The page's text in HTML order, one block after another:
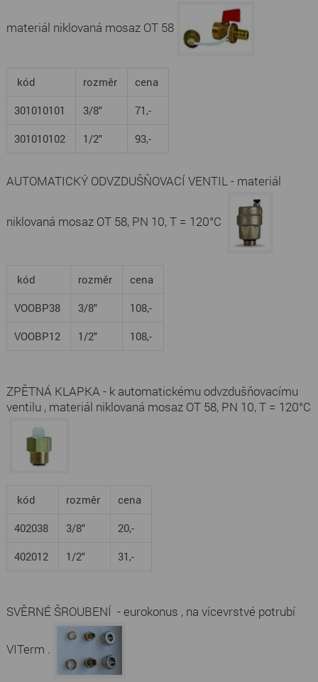
materiál niklovaná mosaz OT 58
kód rozměr
cena
301010101
3/8"
71,-
301010102
1/2" 93,-
AUTOMATICKÝ ODVZDUŠŇOVACÍ VENTIL - materiál
niklovaná mosaz OT 58, PN 10, T = 120°C
kód rozměr
cena
VOOBP38
3/8"
108,-
VOOBP12
1/2" 108,-
ZPĚTNÁ KLAPKA - k automatickému odvzdušňovacímu
ventilu , materiál niklovaná mosaz OT 58, PN 10, T = 120°C
kód rozměr
cena
402038
3/8"
20,-
402012
1/2" 31,-
SVĚRNÉ ŠROUBENÍ - eurokonus , na vícevrstvé potrubí
VITerm .